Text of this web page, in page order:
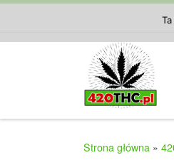
Strona główna »